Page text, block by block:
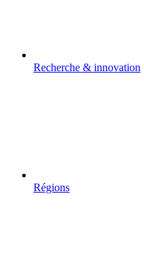
Recherche & innovation
Régions